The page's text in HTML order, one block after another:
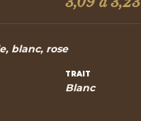
blanc, rose
TRAIT
Blanc